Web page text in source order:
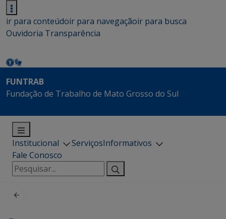
ir para conteúdoir para navegaçãoir para busca
Ouvidoria Transparência
FUNTRAB
Fundação de Trabalho de Mato Grosso do Sul
Institucional ServiçosInformativos
Fale Conosco
Pesquisar
por: